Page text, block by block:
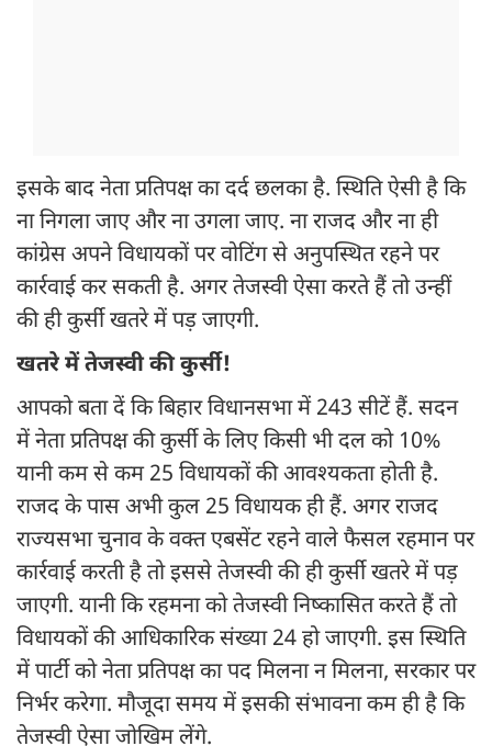
इसके बाद नेता प्रतिपक्ष का दर्द छलका है. स्थिति ऐसी है कि
ना निगला जाए और ना उगला जाए. ना राजद और ना ही
कांग्रेस अपने विधायकों पर वोटिंग से अनुपस्थित रहने पर
कार्रवाई कर सकती है. अगर तेजस्वी ऐसा करते हैं तो उन्हीं
की ही कुर्सी खतरे में पड़ जाएगी.
खतरे में तेजस्वी की कुर्सी!
आपको बता दें कि बिहार विधानसभा में 243 सीटें हैं. सदन
में नेता प्रतिपक्ष की कुर्सी के लिए किसी भी दल को 10%
यानी कम से कम 25 विधायकों की आवश्यकता होती है.
राजद के पास अभी कुल 25 विधायक ही हैं. अगर राजद
राज्यसभा चुनाव के वक्त एबसेंट रहने वाले फैसल रहमान पर
कार्रवाई करती है तो इससे तेजस्वी की ही कुर्सी खतरे में पड़
जाएगी. यानी कि रहमना को तेजस्वी निष्कासित करते हैं तो
विधायकों की आधिकारिक संख्या 24 हो जाएगी. इस स्थिति
में पार्टी को नेता प्रतिपक्ष का पद मिलना न मिलना, सरकार पर
निर्भर करेगा. मौजूदा समय में इसकी संभावना कम ही है कि
तेजस्वी ऐसा जोखिम लेंगे.